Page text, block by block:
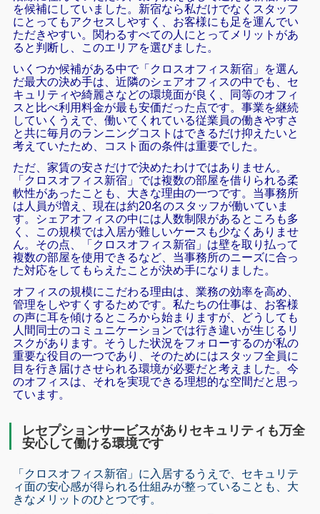
を候補にしていました。新宿なら私だけでなくスタッフ
にとってもアクセスしやすく、お客様にも足を運んでい
ただきやすい。関わるすべての人にとってメリットがあ
ると判断し、このエリアを選びました。
いくつか候補がある中で「クロスオフィス新宿」を選ん
だ最大の決め手は、近隣のシェアオフィスの中でも、セ
キュリティや綺麗さなどの環境面が良く、同等のオフィ
スと比べ利用料金が最も安価だった点です。事業を継続
していくうえで、働いてくれている従業員の働きやすさ
と共に毎月のランニングコストはできるだけ抑えたいと
考えていたため、コスト面の条件は重要でした。
ただ、家賃の安さだけで決めたわけではありません。
「クロスオフィス新宿」では複数の部屋を借りられる柔
軟性があったことも、大きな理由の一つです。当事務所
は人員が増え、現在は約20名のスタッフが働いていま
す。シェアオフィスの中には人数制限があるところも多
く、この規模では入居が難しいケースも少なくありませ
ん。その点、「クロスオフィス新宿」は壁を取り払って
複数の部屋を使用できるなど、当事務所のニーズに合っ
た対応をしてもらえたことが決め手になりました。
オフィスの規模にこだわる理由は、業務の効率を高め、
管理をしやすくするためです。私たちの仕事は、お客様
の声に耳を傾けるところから始まりますが、どうしても
人間同士のコミュニケーションでは行き違いが生じるリ
スクがあります。そうした状況をフォローするのが私の
重要な役目の一つであり、そのためにはスタッフ全員に
目を行き届けさせられる環境が必要だと考えました。今
のオフィスは、それを実現できる理想的な空間だと思っ
ています。
レセプションサービスがありセキュリティも万全
安心して働ける環境です
「クロスオフィス新宿」に入居するうえで、セキュリテ
ィ面の安心感が得られる仕組みが整っていることも、大
きなメリットのひとつです。